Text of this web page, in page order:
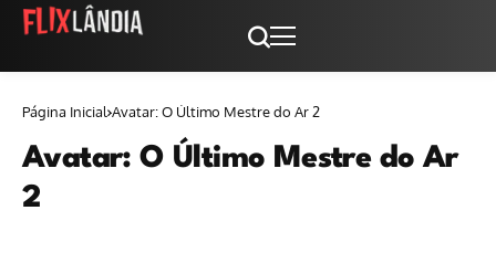
Página Inicial Avatar: O Último Mestre do Ar 2
Avatar: O Último Mestre do Ar
2